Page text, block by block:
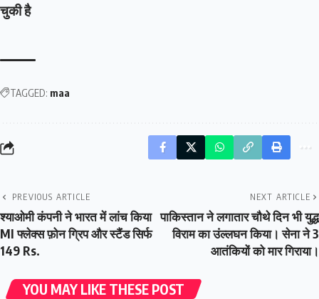
चुकी है
TAGGED: maa
PREVIOUS ARTICLE
श्याओमी कंपनी ने भारत में लांच किया
MI फ्लेक्स फ़ोन ग्रिप और स्टैंड सिर्फ
149 Rs.
NEXT ARTICLE
पाकिस्तान ने लगातार चौथे दिन भी युद्ध
विराम का उंल्लघन किया। सेना ने 3
आतंकियों को मार गिराया।
YOU MAY LIKE THESE POST